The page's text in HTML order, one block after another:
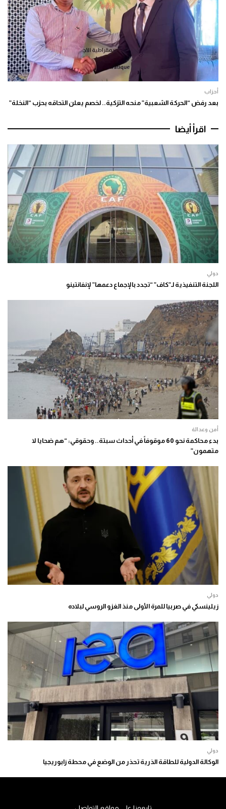
أحزاب
بعد رفض “الحركة الشعبية” منحه التزكية.. لخصم يعلن التحاقه بحزب “النخلة”
اقرأ أيضا
دولي
اللجنة التنفيذية لـ”كاف” “تجدد بالإجماع دعمها” لإنفانتينو
أمن وعدالة
بدء محاكمة نحو 60 موقوفاً في أحداث سبتة.. وحقوقي: “هم ضحايا لا
متهمون”
دولي
زيلينسكي في صربيا للمرة الأولى منذ الغزو الروسي لبلاده
دولي
الوكالة الدولية للطاقة الذرية تحذر من الوضع في محطة زابوريجيا